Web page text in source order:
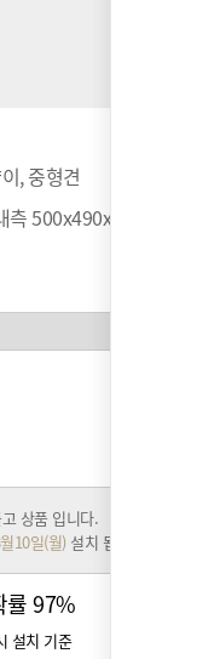
, 중형견
500x490x520mm
상품 입니다.
10일(월) 설치 됩니다.
률97%
설치 기준